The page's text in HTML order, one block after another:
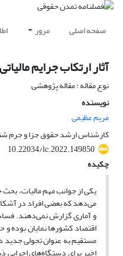
صفحه اصلی مرور
آثار ارتکاب جرایم
نوع مقاله : مقاله پژوهشی
نویسنده
مریم عظیمی
کارشناس ارشد حقوق جزا و جرم
10.22034/lc.2022.149850
چکیده
یکی از جوانب مهم مالیات،
می‌دهد که بعضی افراد در
و آماری گزارش نمی‌دهند. فساد
اقتصاد کشورها نمایان بوده
مستقیم به عنوان تحولی جدید